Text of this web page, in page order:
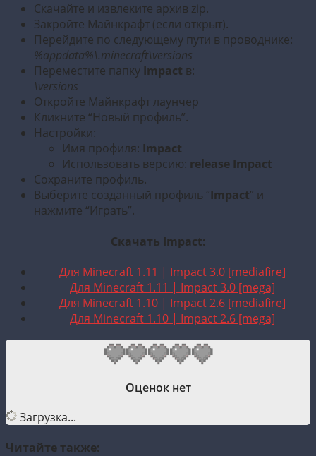
Скачайте и извлеките архив zip.
Закройте Майнкрафт (если открыт).
Перейдите по следующему пути в проводнике:
%appdata%\.minecraft\versions
Переместите папку Impact в:
\versions
Откройте Майнкрафт лаунчер
Кликните “Новый профиль”.
Настройки:
Имя профиля: Impact
Использовать версию: release Impact
Сохраните профиль.
Выберите созданный профиль “Impact” и
нажмите “Играть”.
Скачать Impact:
Для Minecraft 1.11 | Impact 3.0 [mediafire]
Для Minecraft 1.11 | Impact 3.0 [mega]
Для Minecraft 1.10 | Impact 2.6 [mediafire]
Для Minecraft 1.10 | Impact 2.6 [mega]
Оценок нет
Загрузка...
Читайте также: